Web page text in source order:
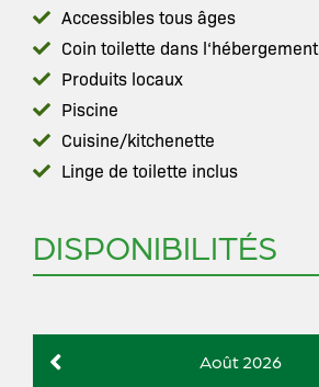
Accessibles tous âges
Coin toilette dans l‘hébergement
Produits locaux
Piscine
Cuisine/kitchenette
Linge de toilette inclus
DISPONIBILITÉS
Août 2026